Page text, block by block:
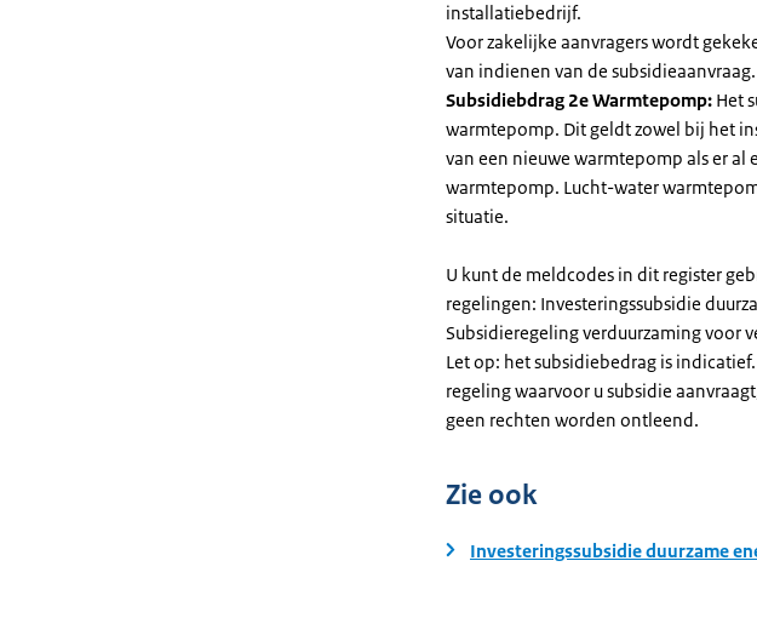
installatiebedrijf.
Voor zakelijke aanvragers wordt
van indienen van de subsidieaanvraag.
Subsidiebdrag 2e Warmtepomp: Het
warmtepomp. Dit geldt zowel bij het
van een nieuwe warmtepomp als er
warmtepomp. Lucht-water
situatie.
U kunt de meldcodes in dit register
regelingen: Investeringssubsidie
Subsidieregeling verduurzaming voor
Let op: het subsidiebedrag is
regeling waarvoor u subsidie
geen rechten worden ontleend.
Zie ook
Investeringssubsidie duurzame